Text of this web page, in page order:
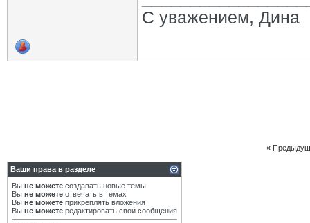
С уважением, Дина
«
Ваши права в разделе
Вы не можете создавать новые темы
Вы не можете отвечать в темах
Вы не можете прикреплять вложения
Вы не можете редактировать свои сообщения